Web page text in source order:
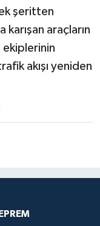
şeritten
araçların
ekiplerinin
akışı yeniden